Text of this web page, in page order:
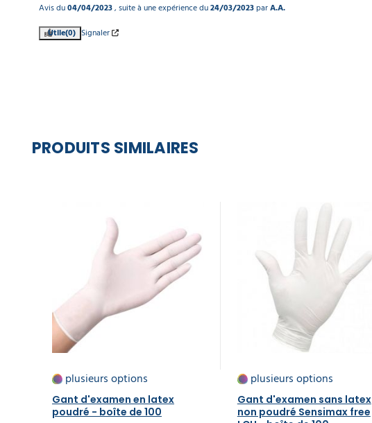
PRODUITS SIMILAIRES
plusieurs options
Gant d'examen en latex
poudré - boîte de 100
plusieurs options
Gant d'examen sans latex
non poudré Sensimax free
Avis du04/04/2023, suite à une expérience du24/03/2023parA.A.
Utile(0) Signaler